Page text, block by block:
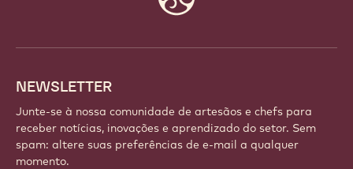
NEWSLETTER
Junte-se à nossa comunidade de artesãos e chefs para
receber notícias, inovações e aprendizado do setor. Sem
spam: altere suas preferências de e-mail a qualquer
momento.